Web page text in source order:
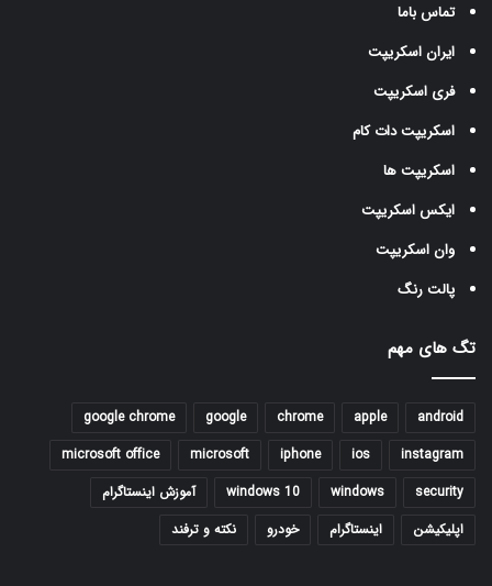
تماس باما
ایران اسکریپت
فری اسکریپت
اسکریپت دات کام
اسکریپت ها
ایکس اسکریپت
وان اسکریپت
پالت رنگ
تگ های مهم
android
apple
chrome
google
google chrome
instagram
ios
iphone
microsoft
microsoft office
security
windows
windows 10
آموزش اینستاگرام
اپلیکیشن
اینستاگرام خودرو نکته و ترفند